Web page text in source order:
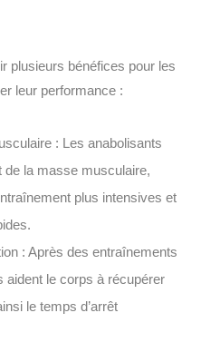
plusieurs bénéfices pour les
leur performance :
: Les anabolisants
de la masse musculaire,
plus intensives et
: Après des entraînements
le corps à récupérer
le temps d’arrêt